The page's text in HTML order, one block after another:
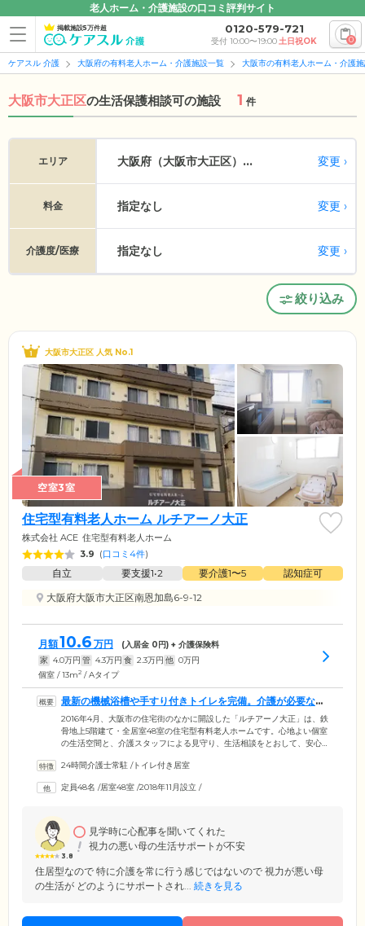
老人ホーム・介護施設の口コミ評判サイト
掲載施設5万件超 0120-579-721
受付 10:00〜19:00土日祝OK 0
ケアスル 介護 大阪府の有料老人ホーム・介護施設一覧 大阪市の有料老人ホーム・介護
大阪市大正区の生活保護相談可の施設 1 件
エリア 大阪府（大阪市大正区）... 変更
料金 指定なし 変更
介護度/医療 指定なし 変更
絞り込み
大阪市大正区 人気 No.1
空室3室
住宅型有料老人ホーム ルチアーノ大正
株式会社 ACE 住宅型有料老人ホーム
3.9 (口コミ4件)
自立 要支援1•2 要介護1〜5
認知症可
大阪府大阪市大正区南恩加島6-9-12
月額10.6 万円 (入居金 0円) + 介護保険料
家 4.0万円 管 4.3万円 食 2.3万円 他 0万円
個室 / 13m2 / Aタイプ
最新の機械浴槽や手すり付きトイレを完備。介護が必要な方
も安心です
2016年4月、大阪市の住宅街のなかに開設した「ルチアーノ大正」は、鉄
骨地上5階建て・全居室48室の住宅型有料老人ホームです。心地よい個室
の生活空間と、介護スタッフによる見守り、生活相談をとおして、安心
訪問介護・訪問看護サービスをご利用可能です。最新型の寝たままで快
快適に介護ケアを受けられます。胃ろう・尿バルーンなど、医療的ケア
応します。
24時間介護士常駐 /トイレ付き居室
定員48名 /居室48室 /2018年11月設立 /
3.8
見学時に心配事を聞いてくれた
視力の悪い母の生活サポートが不安
住居型なので 特に介護を常に行う感じではないので 視力が悪い母
の生活が どのようにサポートされ... 続きを見る